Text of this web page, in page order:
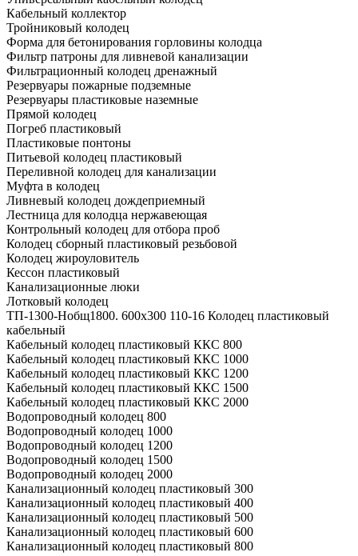
Кабельный коллектор
Тройниковый колодец
Форма для бетонирования горловины колодца
Фильтр патроны для ливневой канализации
Фильтрационный колодец дренажный
Резервуары пожарные подземные
Резервуары пластиковые наземные
Прямой колодец
Погреб пластиковый
Пластиковые понтоны
Питьевой колодец пластиковый
Переливной колодец для канализации
Муфта в колодец
Ливневый колодец дождеприемный
Лестница для колодца нержавеющая
Контрольный колодец для отбора проб
Колодец сборный пластиковый резьбовой
Колодец жироуловитель
Кессон пластиковый
Канализационные люки
Лотковый колодец
ТП-1300-Hобщ1800. 600х300 110-16 Колодец пластиковый
кабельный
Кабельный колодец пластиковый ККС 800
Кабельный колодец пластиковый ККС 1000
Кабельный колодец пластиковый ККС 1200
Кабельный колодец пластиковый ККС 1500
Кабельный колодец пластиковый ККС 2000
Водопроводный колодец 800
Водопроводный колодец 1000
Водопроводный колодец 1200
Водопроводный колодец 1500
Водопроводный колодец 2000
Канализационный колодец пластиковый 300
Канализационный колодец пластиковый 400
Канализационный колодец пластиковый 500
Канализационный колодец пластиковый 600
Канализационный колодец пластиковый 800